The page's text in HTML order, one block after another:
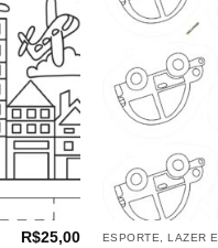
Adicionar
aos
meus
desejos
R$25,00